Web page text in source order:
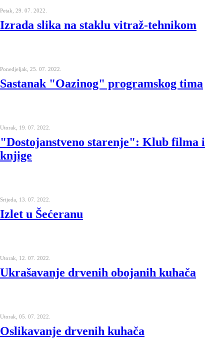
Petak, 29. 07. 2022.
Izrada slika na staklu vitraž-tehnikom
Ponedjeljak, 25. 07. 2022.
Sastanak "Oazinog" programskog tima
Utorak, 19. 07. 2022.
"Dostojanstveno starenje": Klub filma i
knjige
Srijeda, 13. 07. 2022.
Izlet u Šećeranu
Utorak, 12. 07. 2022.
Ukrašavanje drvenih obojanih kuhača
Utorak, 05. 07. 2022.
Oslikavanje drvenih kuhača